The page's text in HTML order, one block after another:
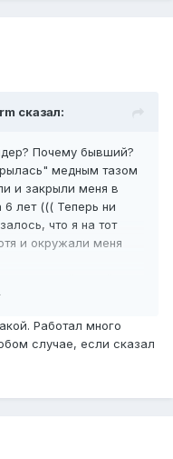
сказал:
Почему бывший?
медным тазом
и закрыли меня в
лет ((( Теперь ни
что я на тот
и окружали меня
и совмещенных
доступа..
я.. В своем городе
сидели, нам такие
Работал много
случае, если сказал